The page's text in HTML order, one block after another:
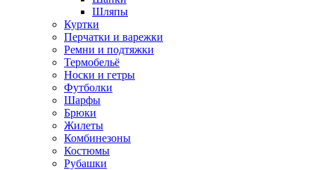
Шляпы
Куртки
Перчатки и варежки
Ремни и подтяжки
Термобельё
Носки и гетры
Футболки
Шарфы
Брюки
Жилеты
Комбинезоны
Костюмы
Рубашки